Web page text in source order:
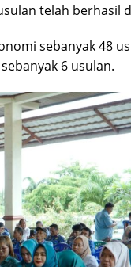
telah berhasil
sebanyak 48
6 usulan.